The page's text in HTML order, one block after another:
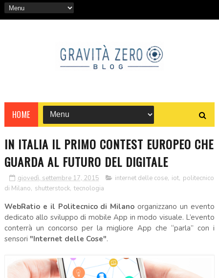
HOME
IN ITALIA IL PRIMO CONTEST EUROPEO CHE
GUARDA AL FUTURO DEL DIGITALE
giovedì, settembre 17, 2015 internet delle cose, iot, politecnico
di Milano, shutterstock, tecnologia
WebRatio e il Politecnico di Milano organizzano un evento
dedicato allo sviluppo di mobile App in modo visuale. L’evento
conterrà un concorso per la migliore App che “parla” con i
sensori "Internet delle Cose".